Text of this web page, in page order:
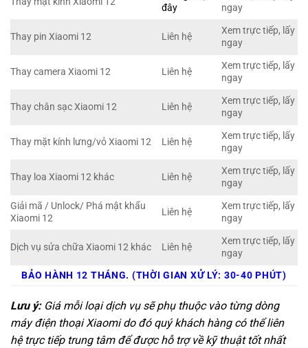
đây
ngay
Thay pin Xiaomi 12 Liên hệ
Xem trực tiếp, lấy
ngay
Thay camera Xiaomi 12 Liên hệ
Xem trực tiếp, lấy
ngay
Thay chân sạc Xiaomi 12 Liên hệ
Xem trực tiếp, lấy
ngay
Thay mặt kính lưng/vỏ Xiaomi 12 Liên hệ
Xem trực tiếp, lấy
ngay
Thay loa Xiaomi 12 khác Liên hệ
Xem trực tiếp, lấy
ngay
Giải mã / Unlock/ Phá mật khẩu
Xiaomi 12
Liên hệ
Xem trực tiếp, lấy
ngay
Dịch vụ sửa chữa Xiaomi 12 khác Liên hệ
Xem trực tiếp, lấy
ngay
BẢO HÀNH 12 THÁNG. (THỜI GIAN XỬ LÝ: 30-40 PHÚT)
Lưu ý:Giá mỗi loại dịch vụ sẽ phụ thuộc vào từng dòng
máy điện thoại Xiaomi do đó quý khách hàng có thể liên
hệ trực tiếp trung tâm để được hỗ trợ về kỹ thuật tốt nhất